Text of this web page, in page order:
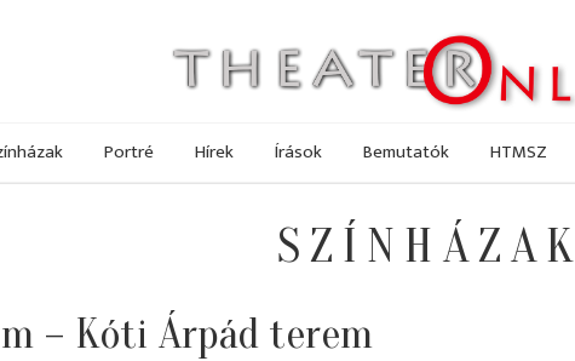
Portré Hírek Írások Bemutatók HTMSZ
SZÍNHÁZAK
– Kóti Árpád terem